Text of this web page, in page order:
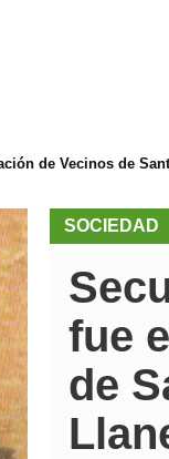
de Vecinos de
SOCIEDAD
fue
de